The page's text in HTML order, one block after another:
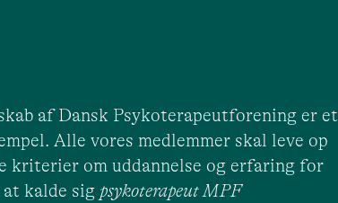
af Dansk Psykoterapeutforening er et
Alle vores medlemmer skal leve op
kriterier om uddannelse og erfaring for
kalde sig psykoterapeut MPF